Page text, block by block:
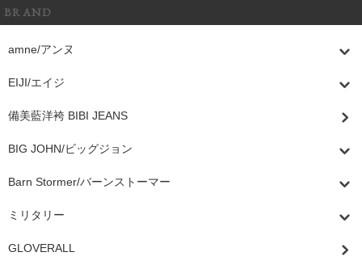
BRAND
amne/アンヌ
EIJI/エイジ
備美藍洋袴 BIBI JEANS
BIG JOHN/ビッグジョン
Barn Stormer/バーンストーマー
ミリタリー
GLOVERALL